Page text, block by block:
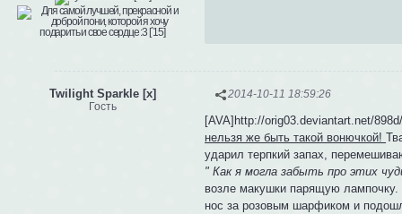
2014-10-11 18:59:26
Twilight Sparkle [x]
Гость
[AVA]http://orig03.deviantart.net/
нельзя же быть такой вонючкой!
ударил терпкий запах,
" Как я могла забыть про этих
возле макушки парящую лампочку.
нос за розовым шарфиком и